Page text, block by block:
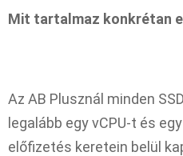
Mit tartalmaz konkrétan
Az AB Plusznál minden
legalább egy vCPU-t és
előfizetés keretein belül